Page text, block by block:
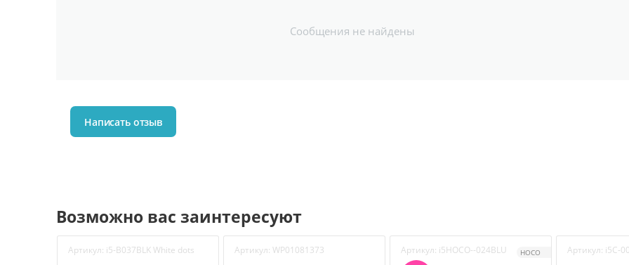
Сообщения не найдены
Написать отзыв
Возможно вас заинтересуют
Артикул: i5-B037BLK White dots Артикул: WP01081373 Артикул: i5HOCO--024BLU HOCO Артикул: i5C-